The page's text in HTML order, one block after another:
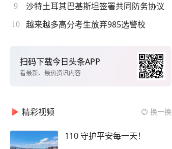
9 沙特土耳其巴基斯坦签署共同防务协议
10 越来越多高分考生放弃985选警校
扫码下载今日头条APP
看最新、最热资讯内容
精彩视频 换一换
110 守护平安每一天！